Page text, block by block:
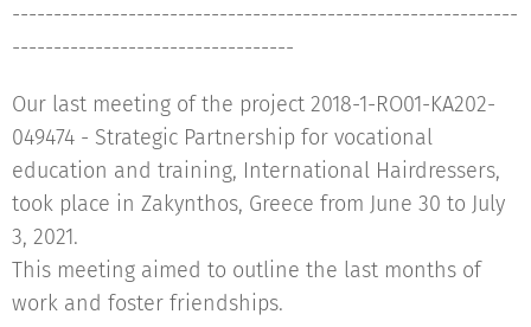
-------------------------------------------------------------
----------------------------------
Our last meeting of the project 2018-1-RO01-KA202-
049474 - Strategic Partnership for vocational
education and training, International Hairdressers,
took place in Zakynthos, Greece from June 30 to July
3, 2021.
This meeting aimed to outline the last months of
work and foster friendships.